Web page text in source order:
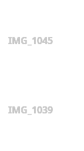
IMG_1045
IMG_1039